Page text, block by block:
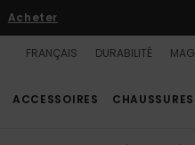
Acheter
FRANÇAIS DURABILITÉ
ACCESSOIRES CHAUSSURES